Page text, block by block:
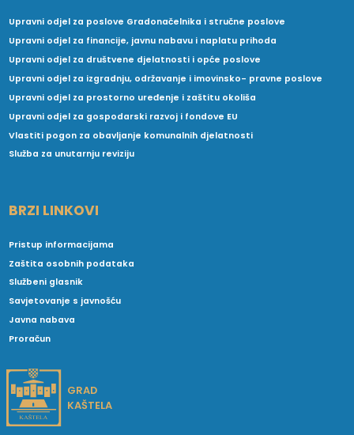
Upravni odjel za poslove Gradonačelnika i stručne poslove
Upravni odjel za financije, javnu nabavu i naplatu prihoda
Upravni odjel za društvene djelatnosti i opće poslove
Upravni odjel za izgradnju, održavanje i imovinsko- pravne poslove
Upravni odjel za prostorno uređenje i zaštitu okoliša
Upravni odjel za gospodarski razvoj i fondove EU
Vlastiti pogon za obavljanje komunalnih djelatnosti
Služba za unutarnju reviziju
BRZI LINKOVI
Pristup informacijama
Zaštita osobnih podataka
Službeni glasnik
Savjetovanje s javnošću
Javna nabava
Proračun
GRAD
KAŠTELA